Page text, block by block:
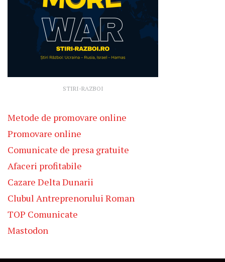
STIRI-RAZBOI
Metode de promovare online
Promovare online
Comunicate de presa gratuite
Afaceri profitabile
Cazare Delta Dunarii
Clubul Antreprenorului Roman
TOP Comunicate
Mastodon